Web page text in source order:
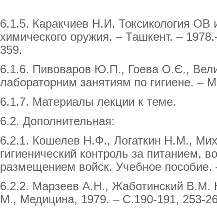
6.1.5. Каракчиев Н.И. Токсикология ОВ
химического оружия. – Ташкент. –
359.
6.1.6. Пивоваров Ю.П., Гоева О.Є.,
лабораторним занятиям по гигиене. –
6.1.7. Материалы лекции к теме.
6.2. Дополнительная:
6.2.1. Кошелев Н.Ф., Логаткин Н.М.,
гигиенический контроль за питанием,
размещением войск. Учебное пособие.
6.2.2. Марзеев А.Н., Жаботинский В.М.
М., Медицина, 1979. – С.190-191, 253-